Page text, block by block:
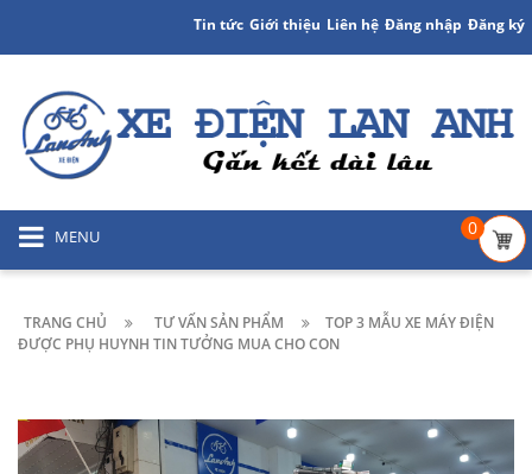
Tin tức Giới thiệu Liên hệ Đăng nhập Đăng ký
MENU 0
TRANG CHỦ TƯ VẤN SẢN PHẨM
TOP 3 MẪU XE MÁY ĐIỆN
ĐƯỢC PHỤ HUYNH TIN TƯỞNG MUA CHO CON